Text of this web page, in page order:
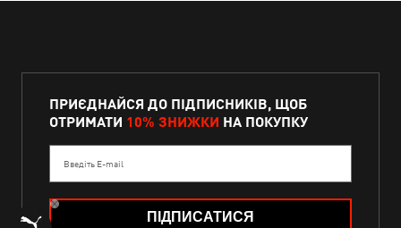
ПРИЄДНАЙСЯ ДО ПІДПИСНИКІВ, ЩОБ
ОТРИМАТИ 10% ЗНИЖКИ НА ПОКУПКУ
Введіть E-mail
ПІДПИСАТИСЯ